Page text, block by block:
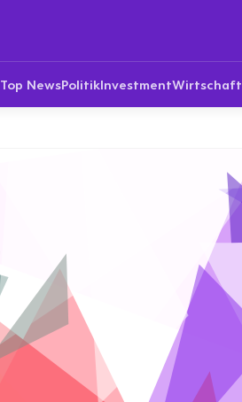
Top NewsPolitikInvestmentWirtschaft